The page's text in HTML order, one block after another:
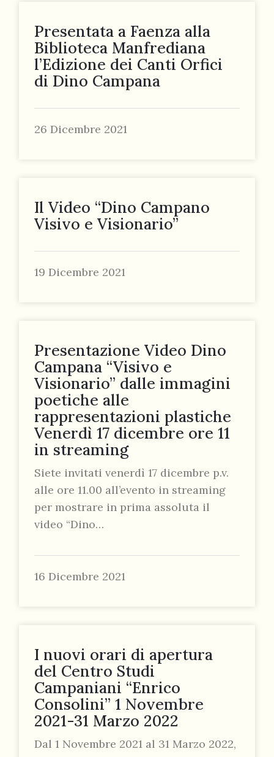
Presentata a Faenza alla
Biblioteca Manfrediana
l’Edizione dei Canti Orfici
di Dino Campana
26 Dicembre 2021
Il Video “Dino Campano
Visivo e Visionario”
19 Dicembre 2021
Presentazione Video Dino
Campana “Visivo e
Visionario” dalle immagini
poetiche alle
rappresentazioni plastiche
Venerdì 17 dicembre ore 11
in streaming
Siete invitati venerdì 17 dicembre p.v.
alle ore 11.00 all’evento in streaming
per mostrare in prima assoluta il
video “Dino…
16 Dicembre 2021
I nuovi orari di apertura
del Centro Studi
Campaniani “Enrico
Consolini” 1 Novembre
2021-31 Marzo 2022
Dal 1 Novembre 2021 al 31 Marzo 2022,